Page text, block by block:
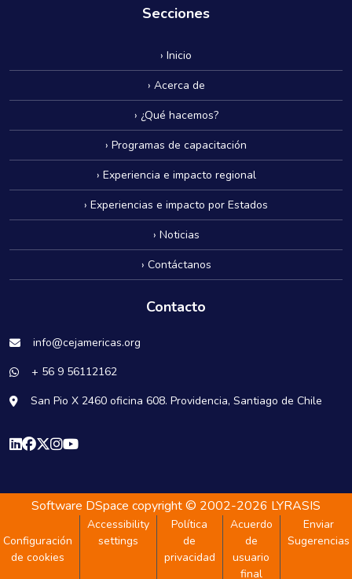
Secciones
› Inicio
› Acerca de
› ¿Qué hacemos?
› Programas de capacitación
› Experiencia e impacto regional
› Experiencias e impacto por Estados
› Noticias
› Contáctanos
Contacto
info@cejamericas.org
+ 56 9 56112162
San Pio X 2460 oficina 608. Providencia, Santiago de Chile
Software DSpace copyright © 2002-2026 LYRASIS
Configuración
de cookies
Accessibility
settings
Política
de
privacidad
Acuerdo
de
usuario
final
Enviar
Sugerencias